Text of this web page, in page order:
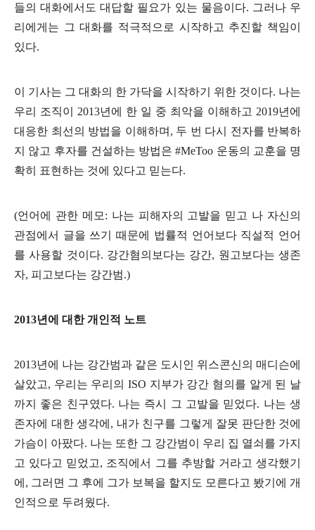
들의 대화에서도 대답할 필요가 있는 물음이다. 그러나 우
리에게는 그 대화를 적극적으로 시작하고 추진할 책임이
있다.
이 기사는 그 대화의 한 가닥을 시작하기 위한 것이다. 나는
우리 조직이 2013년에 한 일 중 최악을 이해하고 2019년에
대응한 최선의 방법을 이해하며 , 두 번 다시 전자를 반복하
지 않고 후자를 건설하는 방법은#MeToo 운동의 교훈을 명
확히 표현하는 것에 있다고 믿는다.
(언어에 관한 메모 : 나는 피해자의 고발을 믿고 나 자신의
관점에서 글을 쓰기 때문에 법률적 언어보다 직설적 언어
를 사용할 것이다. 강간혐의보다는 강간, 원고보다는 생존
자, 피고보다는 강간범.)
2013년에 대한 개인적 노트
2013년에 나는 강간범과 같은 도시인 위스콘신의 매디슨에
살았고, 우리는 우리의ISO 지부가 강간 혐의를 알게 된 날
까지 좋은 친구였다. 나는 즉시 그 고발을 믿었다. 나는 생
존자에 대한 생각에 , 내가 친구를 그렇게 잘못 판단한 것에
가슴이 아팠다. 나는 또한 그 강간범이 우리 집 열쇠를 가지
고 있다고 믿었고, 조직에서 그를 추방할 거라고 생각했기
에 , 그러면 그 후에 그가 보복을 할지도 모른다고 봤기에 개
인적으로 두려웠다.